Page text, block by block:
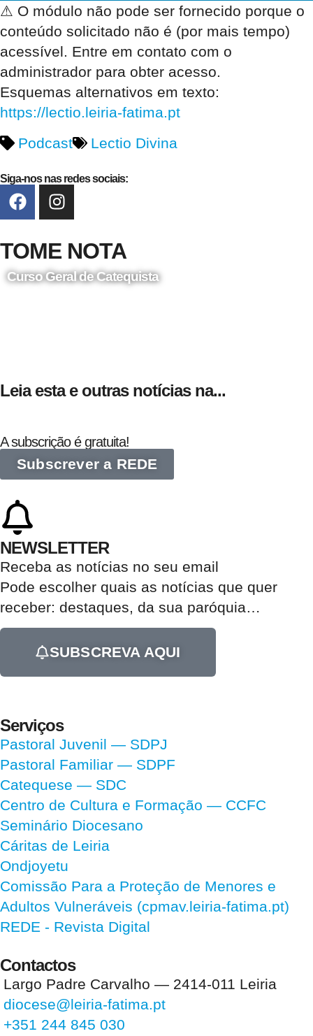
⚠ O módulo não pode ser fornecido porque o
conteúdo solicitado não é (por mais tempo)
acessível. Entre em contato com o
administrador para obter acesso.
Esquemas alternativos em texto:
https://lectio.leiria-fatima.pt
Podcast
Lectio Divina
Siga-nos nas redes sociais:
TOME NOTA
Curso Geral de Catequista
Leia esta e outras notícias na...
A subscrição é gratuita!
Subscrever a REDE
NEWSLETTER
Receba as notícias no seu email​
Pode escolher quais as notícias que quer
receber: destaques, da sua paróquia…
SUBSCREVA AQUI
Serviços
Pastoral Juvenil — SDPJ
Pastoral Familiar — SDPF
Catequese — SDC
Centro de Cultura e Formação — CCFC
Seminário Diocesano
Cáritas de Leiria
Ondjoyetu
Comissão Para a Proteção de Menores e
Adultos Vulneráveis (cpmav.leiria-fatima.pt)
REDE - Revista Digital
Contactos
Largo Padre Carvalho — 2414-011 Leiria
diocese@leiria-fatima.pt
+351 244 845 030